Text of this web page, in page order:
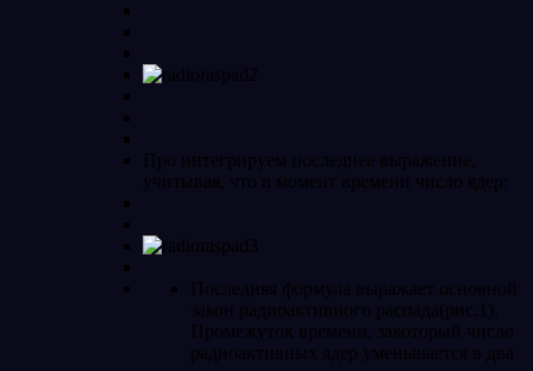
Про интегрируем последнее выражение,
учитывая, что в момент времени число ядер:
Последняя формула выражает основной
закон радиоактивного распада(рис.1).
Промежуток времени, закоторый число
радиоактивных ядер уменьшается в два